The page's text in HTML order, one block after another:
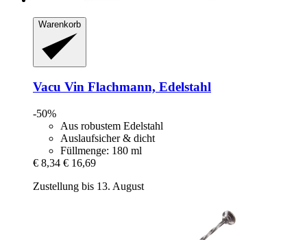
Warenkorb
Vacu Vin Flachmann, Edelstahl
-50%
Aus robustem Edelstahl
Auslaufsicher & dicht
Füllmenge: 180 ml
€ 8,34 € 16,69
Zustellung bis 13. August